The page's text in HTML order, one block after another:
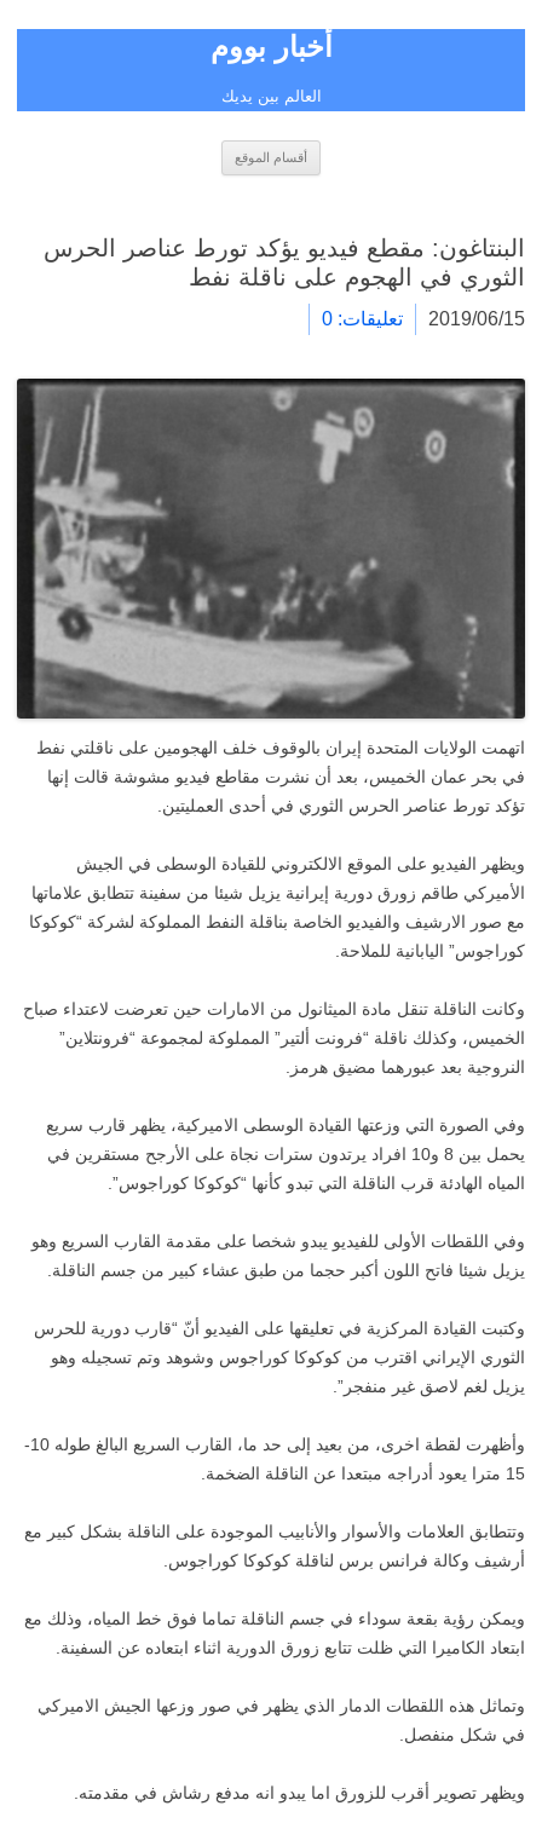
أخبار بووم
العالم بين يديك
أقسام الموقع
البنتاغون: مقطع فيديو يؤكد تورط عناصر الحرس
الثوري في الهجوم على ناقلة نفط
2019/06/15 تعليقات: 0
اتهمت الولايات المتحدة إيران بالوقوف خلف الهجومين على ناقلتي نفط
في بحر عمان الخميس، بعد أن نشرت مقاطع فيديو مشوشة قالت إنها
تؤكد تورط عناصر الحرس الثوري في أحدى العمليتين.
ويظهر الفيديو على الموقع الالكتروني للقيادة الوسطى في الجيش
الأميركي طاقم زورق دورية إيرانية يزيل شيئا من سفينة تتطابق علاماتها
مع صور الارشيف والفيديو الخاصة بناقلة النفط المملوكة لشركة “كوكوكا
كوراجوس” اليابانية للملاحة.
وكانت الناقلة تنقل مادة الميثانول من الامارات حين تعرضت لاعتداء صباح
الخميس، وكذلك ناقلة “فرونت ألتير” المملوكة لمجموعة “فرونتلاين”
النروجية بعد عبورهما مضيق هرمز.
وفي الصورة التي وزعتها القيادة الوسطى الاميركية، يظهر قارب سريع
يحمل بين 8 و10 افراد يرتدون سترات نجاة على الأرجح مستقرين في
المياه الهادئة قرب الناقلة التي تبدو كأنها “كوكوكا كوراجوس”.
وفي اللقطات الأولى للفيديو يبدو شخصا على مقدمة القارب السريع وهو
يزيل شيئا فاتح اللون أكبر حجما من طبق عشاء كبير من جسم الناقلة.
وكتبت القيادة المركزية في تعليقها على الفيديو أنّ “قارب دورية للحرس
الثوري الإيراني اقترب من كوكوكا كوراجوس وشوهد وتم تسجيله وهو
يزيل لغم لاصق غير منفجر”.
وأظهرت لقطة اخرى، من بعيد إلى حد ما، القارب السريع البالغ طوله 10-
15 مترا يعود أدراجه مبتعدا عن الناقلة الضخمة.
وتتطابق العلامات والأسوار والأنابيب الموجودة على الناقلة بشكل كبير مع
أرشيف وكالة فرانس برس لناقلة كوكوكا كوراجوس.
ويمكن رؤية بقعة سوداء في جسم الناقلة تماما فوق خط المياه، وذلك مع
ابتعاد الكاميرا التي ظلت تتابع زورق الدورية اثناء ابتعاده عن السفينة.
وتماثل هذه اللقطات الدمار الذي يظهر في صور وزعها الجيش الاميركي
في شكل منفصل.
ويظهر تصوير أقرب للزورق اما يبدو انه مدفع رشاش في مقدمته.